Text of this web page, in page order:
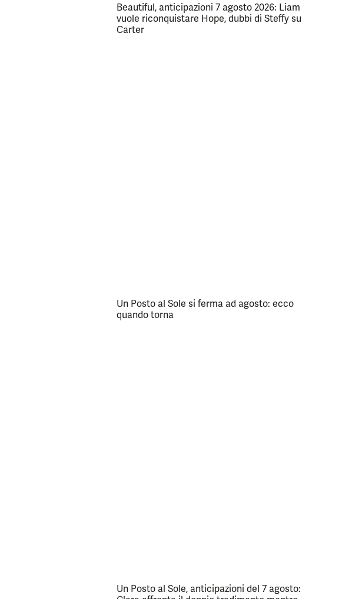
Beautiful, anticipazioni 7 agosto 2026: Liam
vuole riconquistare Hope, dubbi di Steffy su
Carter
Un Posto al Sole si ferma ad agosto: ecco
quando torna
Un Posto al Sole, anticipazioni del 7 agosto: